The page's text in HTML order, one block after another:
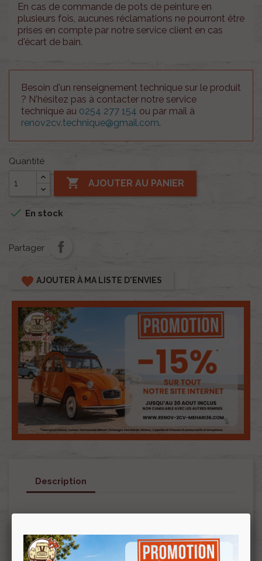
En cas de commande de pots de peinture en
plusieurs fois, aucunes réclamations ne pourront être
prises en compte par notre service client en cas
d'écart de bain.
Besoin d'un renseignement technique sur le produit
? N'hésitez pas à contacter notre service
technique au 0254 277 154 ou par mail à
renov2cv.technique@gmail.com.
Quantité
 AJOUTER AU PANIER
 En stock
Partager
favorite AJOUTER À MA LISTE D'ENVIES
Description
et autre changement suite congé, bourse etc…).